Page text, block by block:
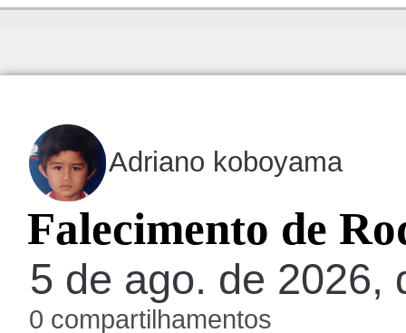
Adriano koboyama
Falecimento de
5 de ago. de 2026,
0 compartilhamentos